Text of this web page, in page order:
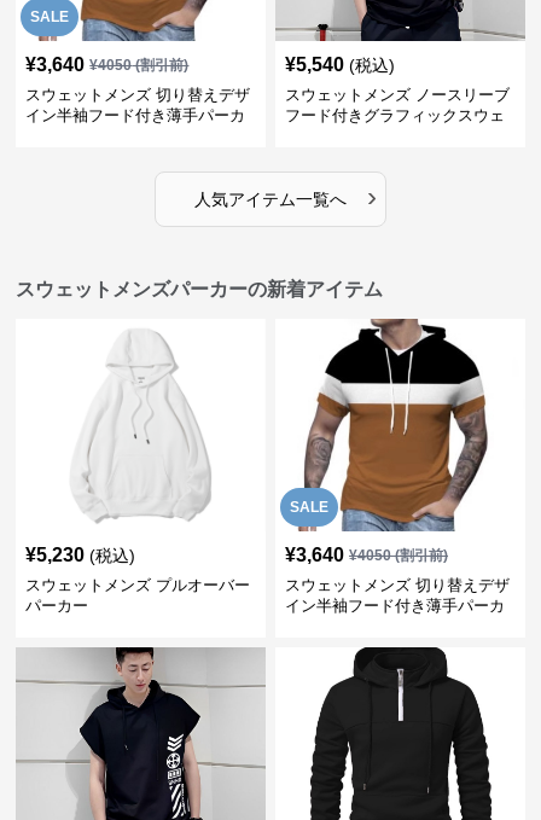
SALE
¥3,640 ¥4050(割引前)
スウェットメンズ 切り替えデザ
イン半袖フード付き薄手パーカ
¥5,540 (税込)
スウェットメンズ ノースリーブ
フード付きグラフィックスウェ
人気アイテム一覧へ ›
スウェットメンズパーカーの新着アイテム
¥5,230 (税込)
スウェットメンズ プルオーバー
パーカー
SALE
¥3,640 ¥4050(割引前)
スウェットメンズ 切り替えデザ
イン半袖フード付き薄手パーカ